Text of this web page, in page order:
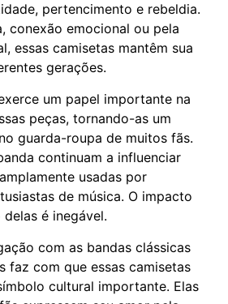
pertencimento e rebeldia.
conexão emocional ou pela
essas camisetas mantêm sua
gerações.
um papel importante na
peças, tornando-as um
guarda-roupa de muitos fãs.
continuam a influenciar
usadas por
de música. O impacto
é inegável.
com as bandas clássicas
faz com que essas camisetas
cultural importante. Elas